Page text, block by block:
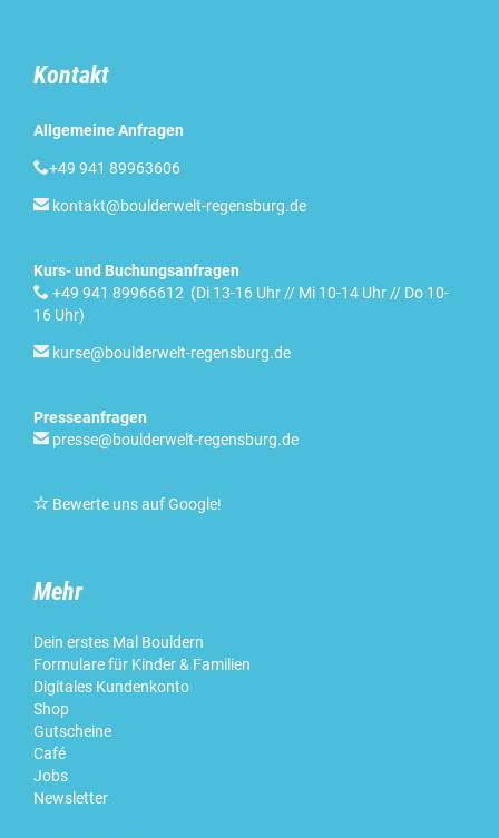
Kontakt
Allgemeine Anfragen
+49 941 89963606
 kontakt@boulderwelt-regensburg.de
Kurs- und Buchungsanfragen
 +49 941 89966612 (Di 13-16 Uhr // Mi 10-14 Uhr // Do 10-
16 Uhr)
 kurse@boulderwelt-regensburg.de
Presseanfragen
 presse@boulderwelt-regensburg.de
 Bewerte uns auf Google!
Mehr
Dein erstes Mal Bouldern
Formulare für Kinder & Familien
Digitales Kundenkonto
Shop
Gutscheine
Café
Jobs
Newsletter